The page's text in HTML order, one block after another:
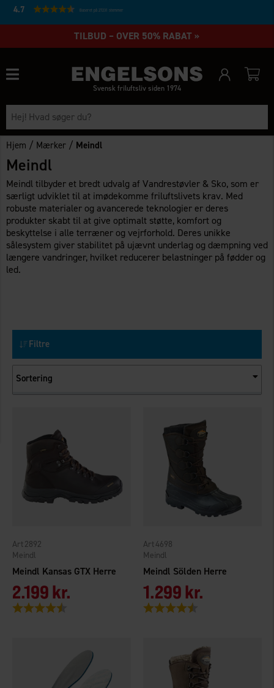
4.7 Baseret på 27231 stemmer
TILBUD – OVER 50% RABAT »
Svensk friluftsliv siden 1974
Hjem / Mærker / Meindl
Meindl
Meindl tilbyder et bredt udvalg af Vandrestøvler & Sko, som er
særligt udviklet til at imødekomme friluftslivets krav. Med
robuste materialer og avancerede teknologier er deres
produkter skabt til at give optimalt støtte, komfort og
beskyttelse i alle terræner og vejrforhold. Deres unikke
sålesystem giver stabilitet på ujævnt underlag og dæmpning ved
længere vandringer, hvilket reducerer belastninger på fødder og
led.
Filtre
Sortering
Meindl Kansas GTX Herre
Meindl
2892
2.199 kr.
Vurdering:
Meindl Sölden Herre
Meindl
4698
1.299 kr.
Vurdering: